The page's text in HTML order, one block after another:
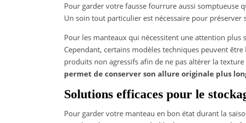
Pour garder votre fausse fourrure aussi somptueuse
Un soin tout particulier est nécessaire pour préserver
Pour les manteaux qui nécessitent une attention plus
Cependant, certains modèles techniques peuvent
produits non agressifs afin de ne pas altérer la texture
permet de conserver son allure originale plus
Solutions efficaces pour le
Pour garder votre manteau en bon état durant la